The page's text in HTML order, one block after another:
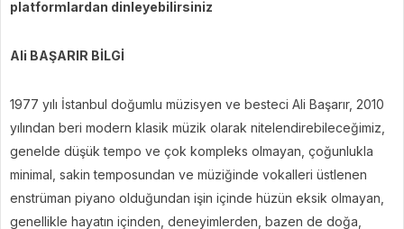
platformlardan dinleyebilirsiniz
Ali BAŞARIR BİLGİ
1977 yılı İstanbul doğumlu müzisyen ve besteci Ali Başarır, 2010
yılından beri modern klasik müzik olarak nitelendirebileceğimiz,
genelde düşük tempo ve çok kompleks olmayan, çoğunlukla
minimal, sakin temposundan ve müziğinde vokalleri üstlenen
enstrüman piyano olduğundan işin içinde hüzün eksik olmayan,
genellikle hayatın içinden, deneyimlerden, bazen de doğa,